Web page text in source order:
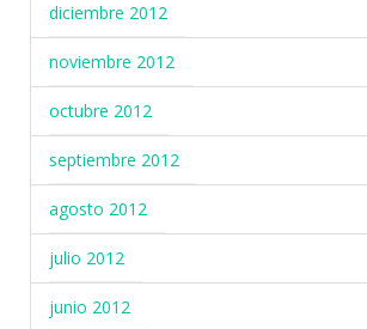
diciembre 2012
noviembre 2012
octubre 2012
septiembre 2012
agosto 2012
julio 2012
junio 2012